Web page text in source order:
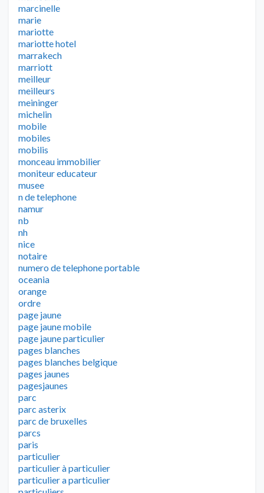
marcinelle
marie
mariotte
mariotte hotel
marrakech
marriott
meilleur
meilleurs
meininger
michelin
mobile
mobiles
mobilis
monceau immobilier
moniteur educateur
musee
n de telephone
namur
nb
nh
nice
notaire
numero de telephone portable
oceania
orange
ordre
page jaune
page jaune mobile
page jaune particulier
pages blanches
pages blanches belgique
pages jaunes
pagesjaunes
parc
parc asterix
parc de bruxelles
parcs
paris
particulier
particulier à particulier
particulier a particulier